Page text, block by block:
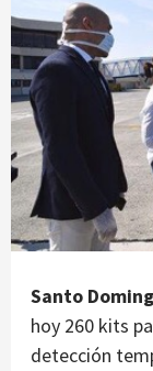
Santo
hoy 260 kits
detección